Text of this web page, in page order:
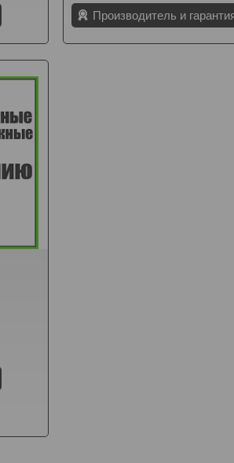
Производитель и